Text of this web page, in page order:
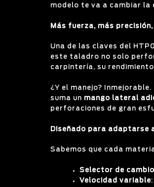
modelo te va a cambiar la
Más fuerza, más
Una de las claves del
este taladro no solo
carpintería, su
¿Y el manejo? Inmejorable.
suma un mango lateral
perforaciones de gran
Diseñado para adaptarse
Sabemos que cada
Selector de
Velocidad variable